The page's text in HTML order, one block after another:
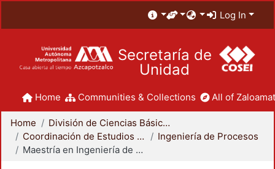
Log In
Secretaría de
Unidad
Home Communities & Collections All of
Home
División de Ciencias Básicas e Ingeniería
Coordinación de Estudios de Posgrado - CBI
Ingeniería de Procesos
Maestría en Ingeniería de Procesos